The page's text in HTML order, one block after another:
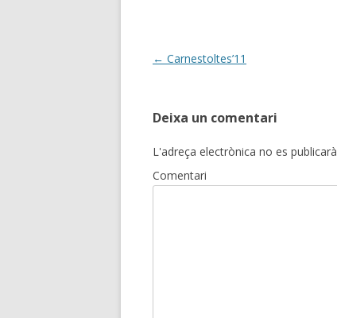
Post
← Carnestoltes’11
Deixa un comentari
L'adreça electrònica no es publicarà
Comentari